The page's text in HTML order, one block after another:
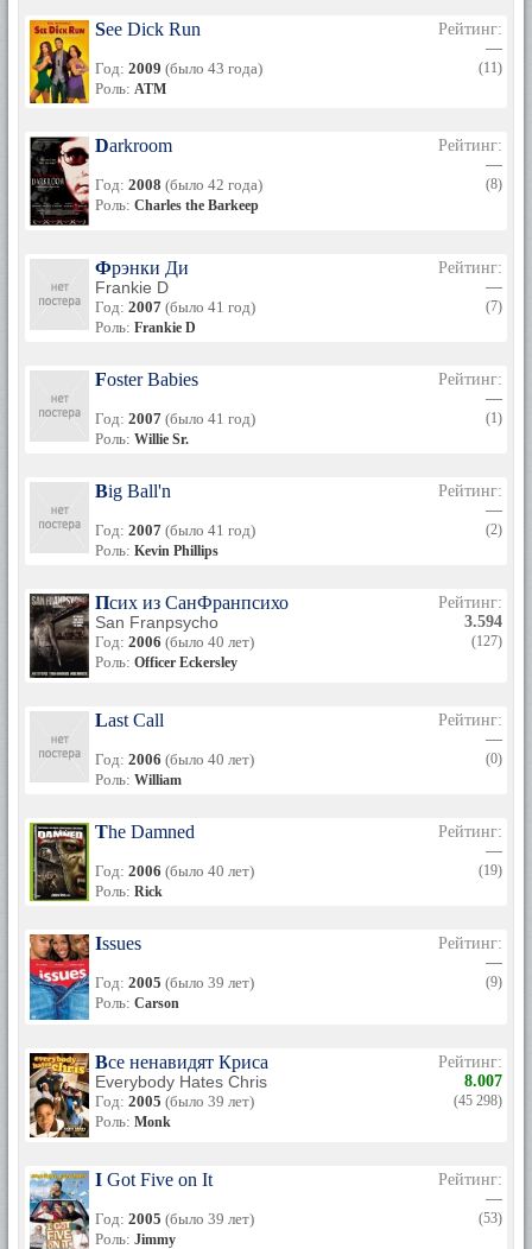
See Dick Run
Год: 2009 (было 43 года)
Роль: ATM
Рейтинг:
—
(11)
Darkroom
Год: 2008 (было 42 года)
Роль: Charles the Barkeep
Рейтинг:
—
(8)
Фрэнки Ди
Frankie D
Год: 2007 (было 41 год)
Роль: Frankie D
Рейтинг:
—
(7)
Foster Babies
Год: 2007 (было 41 год)
Роль: Willie Sr.
Рейтинг:
—
(1)
Big Ball'n
Год: 2007 (было 41 год)
Роль: Kevin Phillips
Рейтинг:
—
(2)
Псих из СанФранпсихо
San Franpsycho
Год: 2006 (было 40 лет)
Роль: Officer Eckersley
Рейтинг:
3.594
(127)
Last Call
Год: 2006 (было 40 лет)
Роль: William
Рейтинг:
—
(0)
The Damned
Год: 2006 (было 40 лет)
Роль: Rick
Рейтинг:
—
(19)
Issues
Год: 2005 (было 39 лет)
Роль: Carson
Рейтинг:
—
(9)
Все ненавидят Криса
Everybody Hates Chris
Год: 2005 (было 39 лет)
Роль: Monk
Рейтинг:
8.007
(45 298)
I Got Five on It
Год: 2005 (было 39 лет)
Роль: Jimmy
Рейтинг:
—
(53)